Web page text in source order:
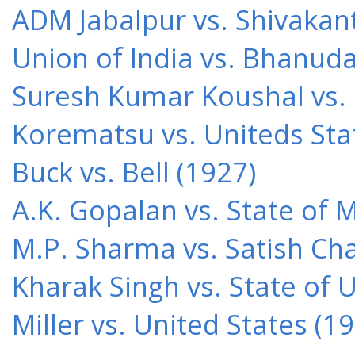
ADM Jabalpur vs.
Union of India vs.
Suresh Kumar Koushal
Korematsu vs. Uniteds
Buck vs. Bell (1927)
A.K. Gopalan vs. State of
M.P. Sharma vs. Satish
Kharak Singh vs. State of
Miller vs. United States